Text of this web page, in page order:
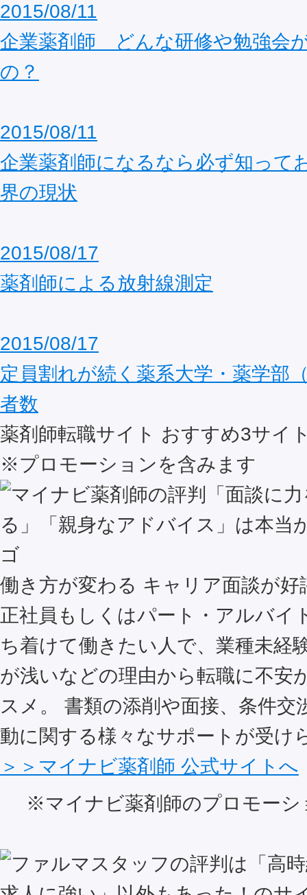
2015/08/11
企業薬剤師 どんな研修や勉強会
の？
2015/08/11
企業薬剤師になるなら必ず知って
界の現状
2015/08/17
薬剤師による放射線測定
2015/08/17
定員割れが続く薬系大学・薬学部
者数
薬剤師転職サイト おすすめ3サイ
※プロモーションを含みます
働き方が変わる キャリア面談が好
正社員もしくはパート・アルバイ
ち着けて働きたい人で、業種未経
が浅いなどの理由から転職に不安
スメ。 書類の添削や面接、条件交
動に関する様々なサポートが受け
＞＞マイナビ薬剤師 公式サイトへ
※マイナビ薬剤師のプロモーシ